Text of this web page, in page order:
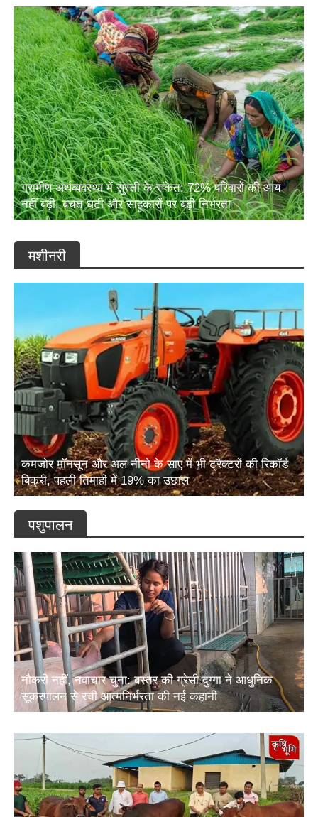
ग्रामीण अर्थव्यवस्था में सुस्ती के संकेत: 72% परिवारों की आय
नहीं बढ़ी, बचत घटी और साहूकारों पर बढ़ी निर्भरता
मशीनरी
कमजोर मॉनसून और अल नीनो के साए में भी ट्रैक्टरों की रिकॉर्ड
बिक्री, पहली तिमाही में 19% का उछाल
पशुपालन
नौकरी नहीं, नवाचार चुना: बस्तर की ग्रेसी दुग्गा ने आधुनिक
सूकरपालन से रची आत्मनिर्भरता की नई कहानी